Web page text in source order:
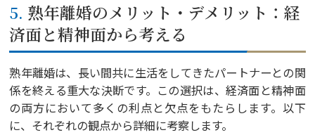
5. 熟年離婚のメリット・デメリット：経
済面と精神面から考える
熟年離婚は、長い間共に生活をしてきたパートナーとの関
係を終える重大な決断です。この選択は、経済面と精神面
の両方において多くの利点と欠点をもたらします。以下
に、それぞれの観点から詳細に考察します。